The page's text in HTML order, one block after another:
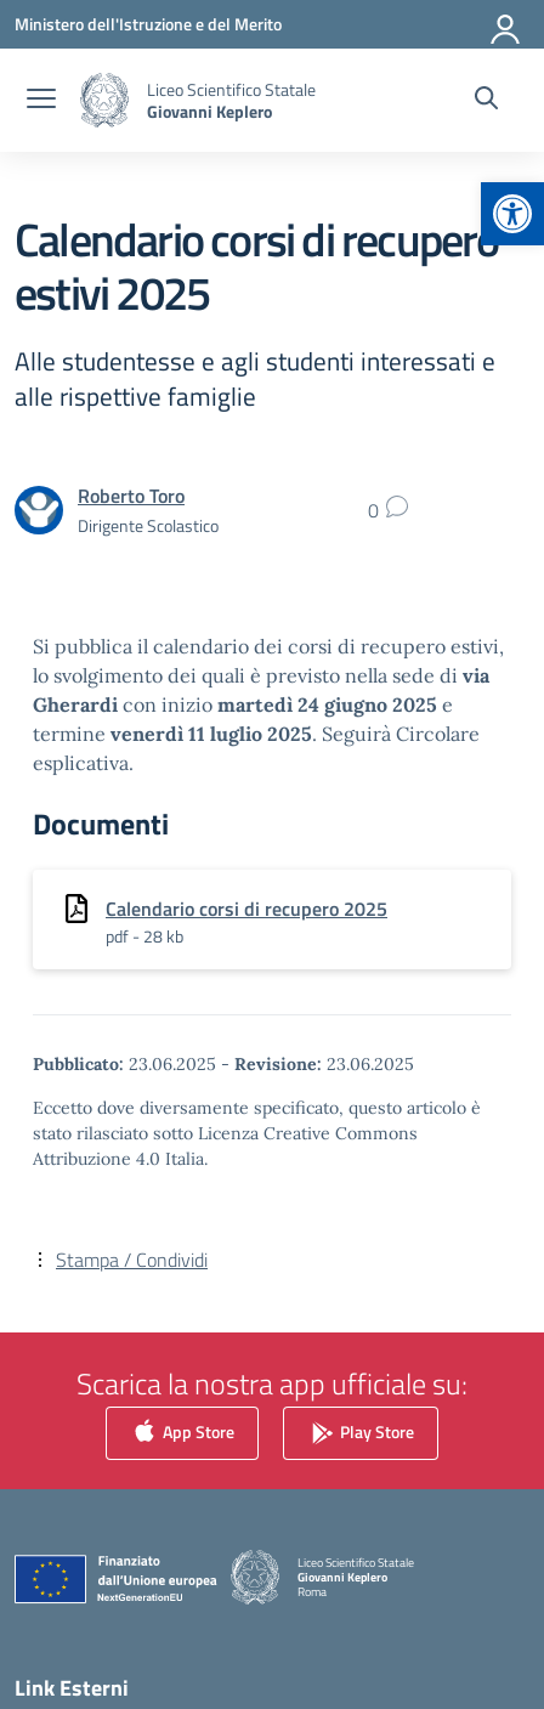
Vai ai contenuti
Vai al menu di navigazione
Vai al footer
Ministero dell'Istruzione e del Merito
Liceo Scientifico Statale
Giovanni Keplero
Calendario corsi di recupero
estivi 2025
Alle studentesse e agli studenti interessati e
alle rispettive famiglie
Roberto Toro
Dirigente Scolastico 0
Si pubblica il calendario dei corsi di recupero estivi,
lo svolgimento dei quali è previsto nella sede di via
Gherardi con inizio martedì 24 giugno 2025 e
termine venerdì 11 luglio 2025. Seguirà Circolare
esplicativa.
Documenti
Calendario corsi di recupero 2025
pdf - 28 kb
Pubblicato: 23.06.2025 - Revisione: 23.06.2025
Eccetto dove diversamente specificato, questo articolo è
stato rilasciato sotto Licenza Creative Commons
Attribuzione 4.0 Italia.
Stampa / Condividi
Scarica la nostra app ufficiale su:
App Store Play Store
Liceo Scientifico Statale
Giovanni Keplero
Roma
Link Esterni